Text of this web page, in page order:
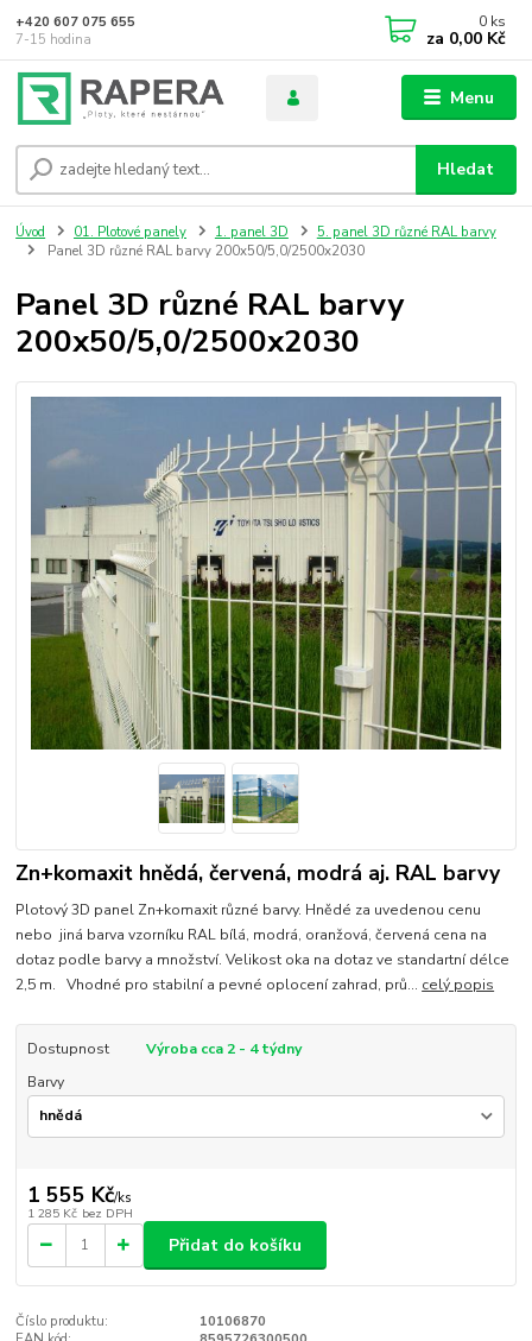
Menu
Hledat
+420 607 075 655
7-15 hodina
0 ks
za 0,00 Kč
Úvod 01. Plotové panely 1. panel 3D
5. panel 3D různé RAL barvy
Panel 3D různé RAL barvy 200x50/5,0/2500x2030
Panel 3D různé RAL barvy
200x50/5,0/2500x2030
Zn+komaxit hnědá, červená, modrá aj. RAL barvy
Plotový 3D panel Zn+komaxit různé barvy. Hnědé za uvedenou cenu
nebo jiná barva vzorníku RAL bílá, modrá, oranžová, červená cena na
dotaz podle barvy a množství. Velikost oka na dotaz ve standartní délce
2,5 m. Vhodné pro stabilní a pevné oplocení zahrad, prů... celý popis
Dostupnost
Výroba cca 2 - 4 týdny
Barvy
1 555 Kč/ks
1 285 Kč bez DPH
Přidat do košíku
Číslo produktu:
10106870